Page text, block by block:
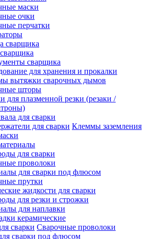
маски
очки
перчатки
сварщика
сварщика
для хранения и прокалки
вытяжки сварочных дымов
шторы
для плазменной резки (резаки /
для сварки
для сварки Клеммы заземления
для сварки
проволоки
для сварки под флюсом
прутки
жидкости для сварки
для резки и строжки
для наплавки
керамические
сварки Сварочные проволоки
сварки под флюсом